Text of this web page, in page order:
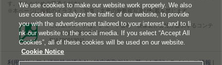
す。あらかじめご了承ください。
本ページに掲載のイラスト・写真・文章の無断複写及び転載を禁じます。
このエルマークは、レコード会社・映像製作会社が提供するコンテ
ンツを示す登録商標です。
RIAJ00013011
利用規約|個人情報等保護方針|特定商取引法に基づく表記|ライセンス情報
We use cookies to make our website work properly. We also
use cookies to analyze the traffic of our website, to provide
you with the advertisement tailored to your interest, and to li
nk our website to the social media. If you select “Accept All
Cookies”, all of these cookies will be used on our website.
Cookie Notice